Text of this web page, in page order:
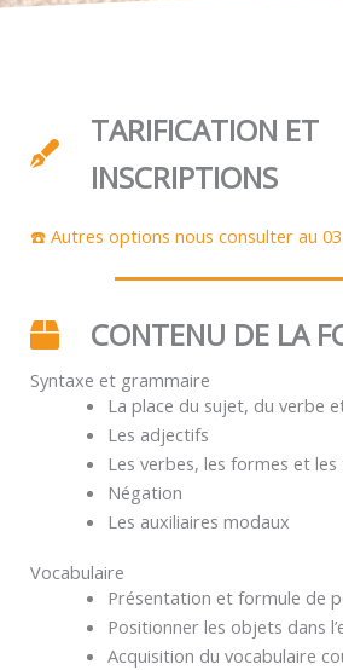
TARIFICATION ET
INSCRIPTIONS
☎️ Autres options nous consulter au
CONTENU DE LA
Syntaxe et grammaire
La place du sujet, du verbe
Les adjectifs
Les verbes, les formes et
Négation
Les auxiliaires modaux
Vocabulaire
Présentation et formule de
Positionner les objets dans
Acquisition du vocabulaire